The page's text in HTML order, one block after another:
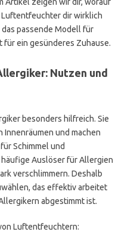
dir wirklich
passende Modell für
ein gesünderes Zuhause.
Nutzen und
besonders hilfreich. Sie
und machen
Schimmel und
Auslöser für Allergien
verschlimmern. Deshalb
das effektiv arbeitet
abgestimmt ist.
Luftentfeuchtern: